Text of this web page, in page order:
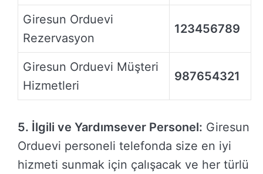
Giresun Orduevi
Rezervasyon
123456789
Giresun Orduevi Müşteri
Hizmetleri
987654321
5. İlgili ve Yardımsever Personel: Giresun
Orduevi personeli telefonda size en iyi
hizmeti sunmak için çalışacak ve her türlü